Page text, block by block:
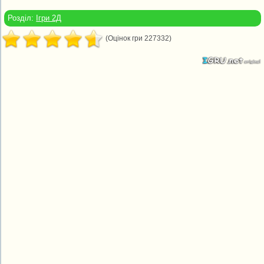
Розділ: Ігри 2Д
(Оцінок гри 227332)